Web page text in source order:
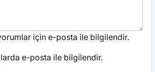
için e-posta ile bilgilendir.
e-posta ile bilgilendir.